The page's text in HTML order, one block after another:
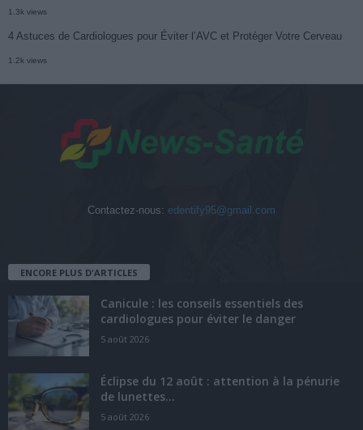
1.3k views
4 Astuces de Cardiologues pour Éviter l’AVC et Protéger Votre Cerveau
1.2k views
Contactez-nous: edentify95@gmail.com
ENCORE PLUS D'ARTICLES
Canicule : les conseils essentiels des
cardiologues pour éviter le danger
5 août 2026
Éclipse du 12 août : attention à la pénurie
de lunettes...
5 août 2026